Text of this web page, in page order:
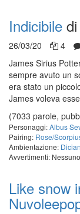
Indicibile di
26/03/20 4
James Sirius
sempre avuto un
era stato un
James voleva
(7033 parole,
Personaggi:Albus
Pairing: Rose/
Ambientazione:
Avvertimenti: Nessuno
Like snow